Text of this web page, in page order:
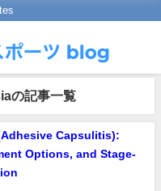
の記事一覧
Capsulitis):
Options, and Stage-